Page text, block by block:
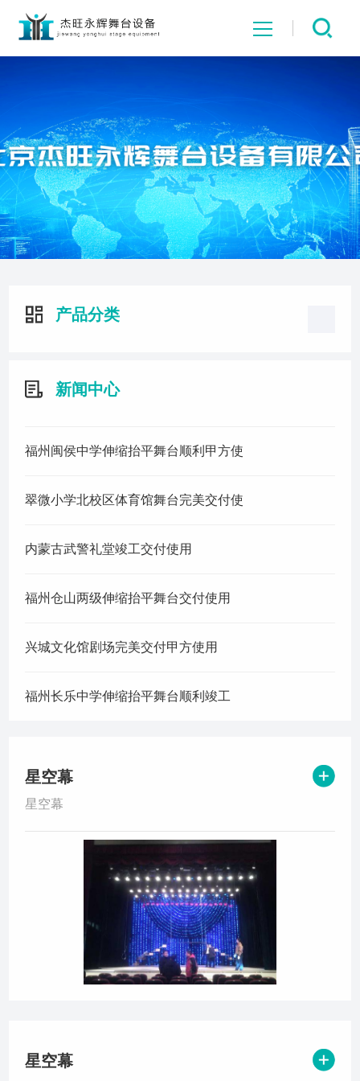
关于我们
舞台产品
工程业绩
产品分类
新闻中心
福州闽侯中学伸缩抬平舞台顺利甲方使
翠微小学北校区体育馆舞台完美交付使
内蒙古武警礼堂竣工交付使用
福州仓山两级伸缩抬平舞台交付使用
兴城文化馆剧场完美交付甲方使用
福州长乐中学伸缩抬平舞台顺利竣工
星空幕
星空幕
星空幕